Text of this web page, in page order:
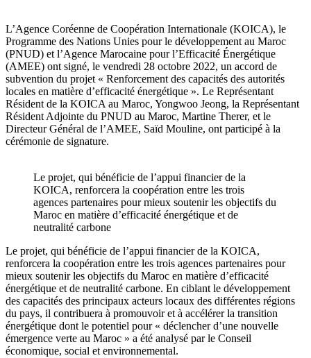
L’Agence Coréenne de Coopération Internationale (KOICA), le
Programme des Nations Unies pour le développement au Maroc
(PNUD) et l’Agence Marocaine pour l’Efficacité Énergétique
(AMEE) ont signé, le vendredi 28 octobre 2022, un accord de
subvention du projet « Renforcement des capacités des autorités
locales en matière d’efficacité énergétique ». Le Représentant
Résident de la KOICA au Maroc, Yongwoo Jeong, la Représentant
Résident Adjointe du PNUD au Maroc, Martine Therer, et le
Directeur Général de l’AMEE, Saïd Mouline, ont participé à la
cérémonie de signature.
Le projet, qui bénéficie de l’appui financier de la
KOICA, renforcera la coopération entre les trois
agences partenaires pour mieux soutenir les objectifs du
Maroc en matière d’efficacité énergétique et de
neutralité carbone
Le projet, qui bénéficie de l’appui financier de la KOICA,
renforcera la coopération entre les trois agences partenaires pour
mieux soutenir les objectifs du Maroc en matière d’efficacité
énergétique et de neutralité carbone. En ciblant le développement
des capacités des principaux acteurs locaux des différentes régions
du pays, il contribuera à promouvoir et à accélérer la transition
énergétique dont le potentiel pour « déclencher d’une nouvelle
émergence verte au Maroc » a été analysé par le Conseil
économique, social et environnemental.